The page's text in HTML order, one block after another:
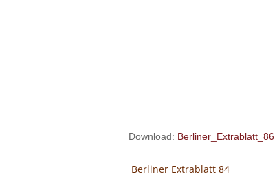
Download: Berliner_Extrablatt_86
Berliner Extrablatt 84